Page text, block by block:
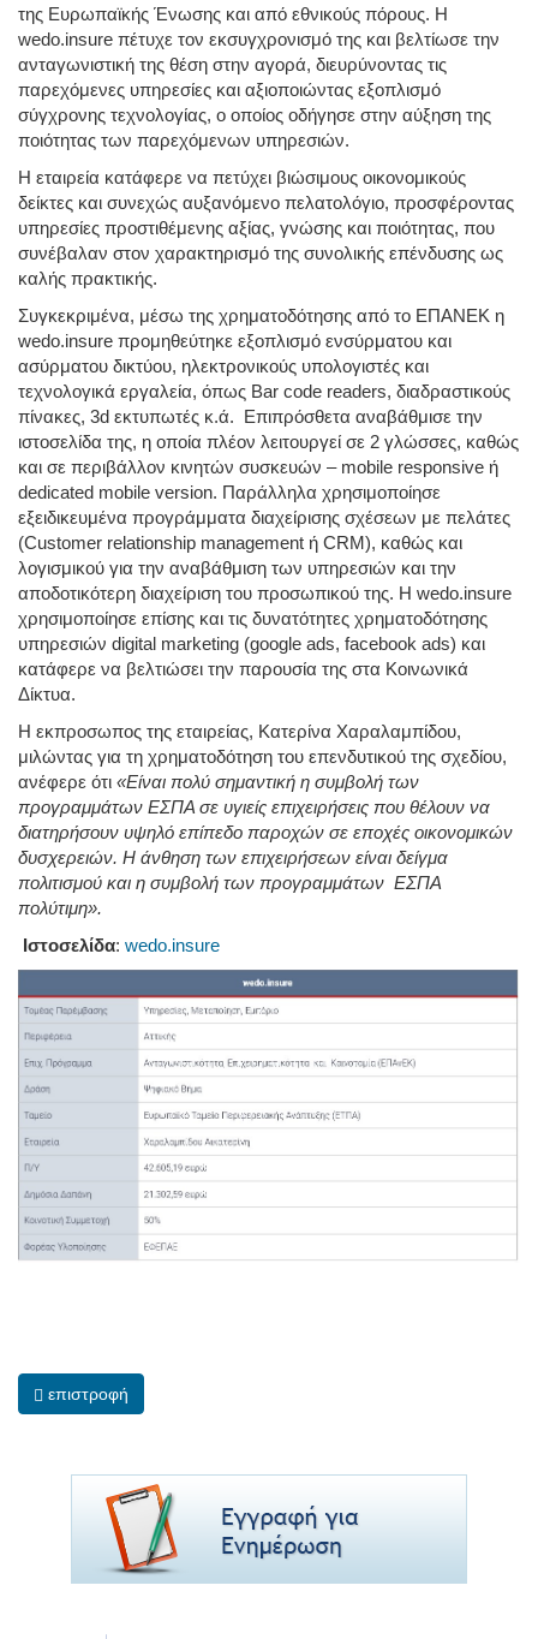
της Ευρωπαϊκής Ένωσης και από εθνικούς πόρους. Η
wedo.insure πέτυχε τον εκσυγχρονισμό της και βελτίωσε την
ανταγωνιστική της θέση στην αγορά, διευρύνοντας τις
παρεχόμενες υπηρεσίες και αξιοποιώντας εξοπλισμό
σύγχρονης τεχνολογίας, ο οποίος οδήγησε στην αύξηση της
ποιότητας των παρεχόμενων υπηρεσιών.
Η εταιρεία κατάφερε να πετύχει βιώσιμους οικονομικούς
δείκτες και συνεχώς αυξανόμενο πελατολόγιο, προσφέροντας
υπηρεσίες προστιθέμενης αξίας, γνώσης και ποιότητας, που
συνέβαλαν στον χαρακτηρισμό της συνολικής επένδυσης ως
καλής πρακτικής.
Συγκεκριμένα, μέσω της χρηματοδότησης από το ΕΠΑΝΕΚ η
wedo.insure προμηθεύτηκε εξοπλισμό ενσύρματου και
ασύρματου δικτύου, ηλεκτρονικούς υπολογιστές και
τεχνολογικά εργαλεία, όπως Bar code readers, διαδραστικούς
πίνακες, 3d εκτυπωτές κ.ά. Επιπρόσθετα αναβάθμισε την
ιστοσελίδα της, η οποία πλέον λειτουργεί σε 2 γλώσσες, καθώς
και σε περιβάλλον κινητών συσκευών – mobile responsive ή
dedicated mobile version. Παράλληλα χρησιμοποίησε
εξειδικευμένα προγράμματα διαχείρισης σχέσεων με πελάτες
(Customer relationship management ή CRM), καθώς και
λογισμικού για την αναβάθμιση των υπηρεσιών και την
αποδοτικότερη διαχείριση του προσωπικού της. Η wedo.insure
χρησιμοποίησε επίσης και τις δυνατότητες χρηματοδότησης
υπηρεσιών digital marketing (google ads, facebook ads) και
κατάφερε να βελτιώσει την παρουσία της στα Κοινωνικά
Δίκτυα.
Η εκπροσωπος της εταιρείας, Κατερίνα Χαραλαμπίδου,
μιλώντας για τη χρηματοδότηση του επενδυτικού της σχεδίου,
ανέφερε ότι «Είναι πολύ σημαντική η συμβολή των
προγραμμάτων ΕΣΠΑ σε υγιείς επιχειρήσεις που θέλουν να
διατηρήσουν υψηλό επίπεδο παροχών σε εποχές οικονομικών
δυσχερειών. Η άνθηση των επιχειρήσεων είναι δείγμα
πολιτισμού και η συμβολή των προγραμμάτων ΕΣΠΑ
πολύτιμη».
Ιστοσελίδα: wedo.insure
επιστροφή